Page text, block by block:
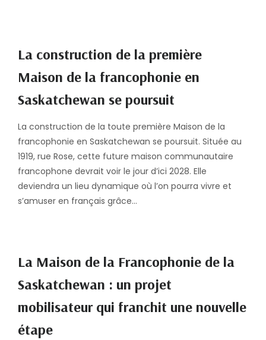
La construction de la première
Maison de la francophonie en
Saskatchewan se poursuit
La construction de la toute première Maison de la
francophonie en Saskatchewan se poursuit. Située au
1919, rue Rose, cette future maison communautaire
francophone devrait voir le jour d’ici 2028. Elle
deviendra un lieu dynamique où l’on pourra vivre et
s’amuser en français grâce…
La Maison de la Francophonie de la
Saskatchewan : un projet
mobilisateur qui franchit une nouvelle
étape